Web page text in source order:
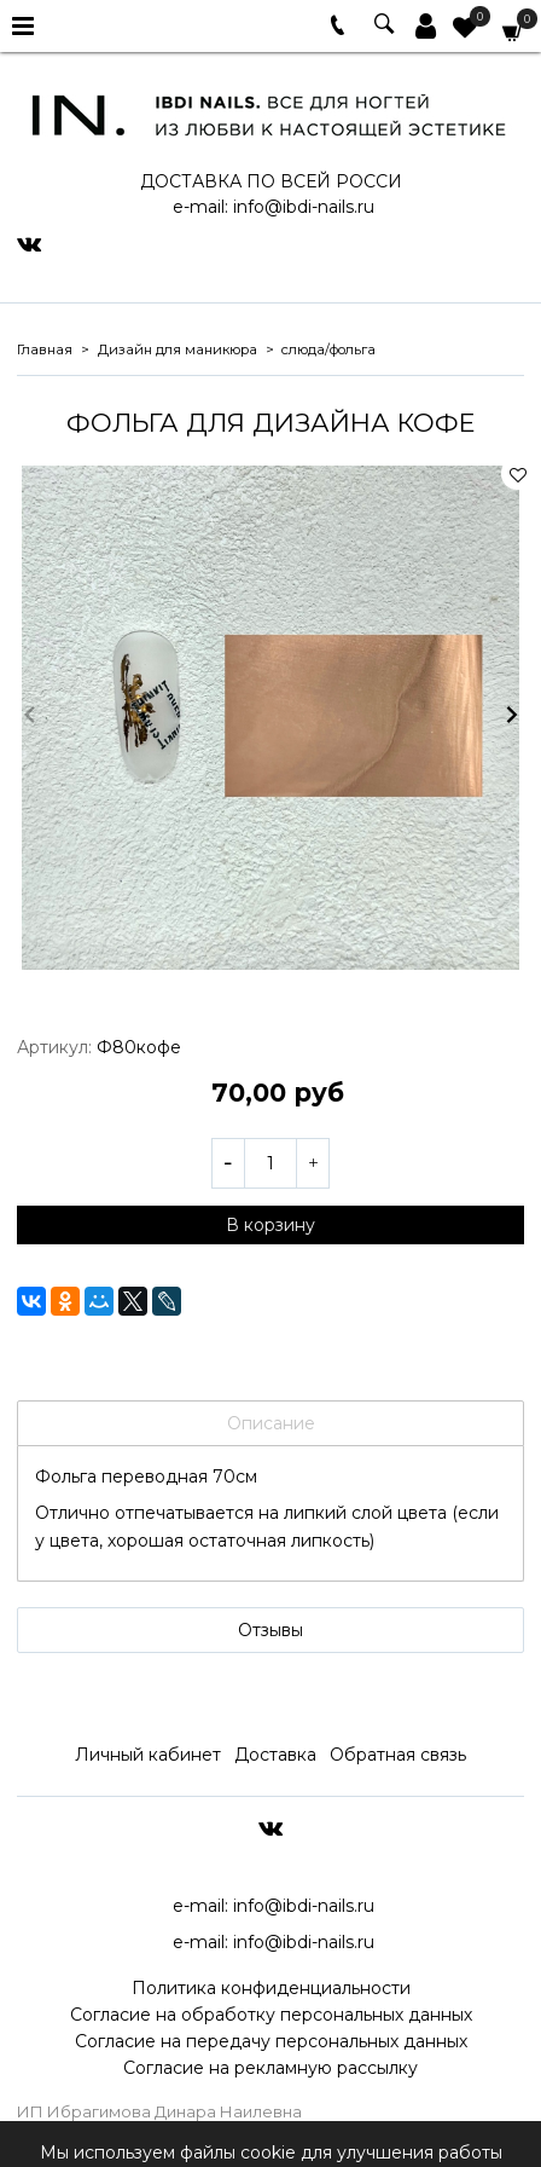
0 0
ДОСТАВКА ПО ВСЕЙ РОССИ
e-mail: info@ibdi-nails.ru
Главная Дизайн для маникюра слюда/фольга
ФОЛЬГА ДЛЯ ДИЗАЙНА КОФЕ
Артикул: Ф80кофе
70,00 руб
В корзину
Описание
Фольга переводная 70см
Отлично отпечатывается на липкий слой цвета (если
у цвета, хорошая остаточная липкость)
Отзывы
Личный кабинет Доставка Обратная связь
e-mail: info@ibdi-nails.ru
e-mail: info@ibdi-nails.ru
Политика конфиденциальности
Согласие на обработку персональных данных
Согласие на передачу персональных данных
Согласие на рекламную рассылку
ИП Ибрагимова Динара Наилевна
ОГРНИП 315595800070181
Мы используем файлы cookie для улучшения работы